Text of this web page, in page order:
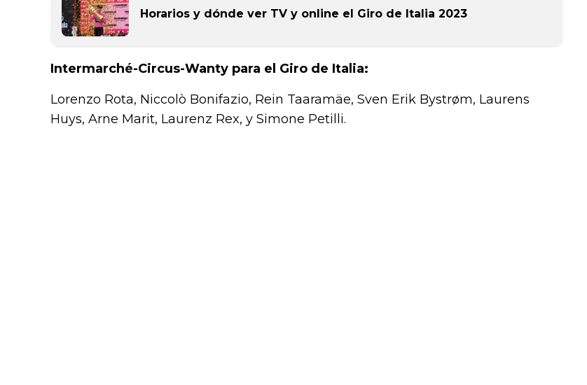
Horarios y dónde ver TV y online el Giro de Italia 2023
Intermarché-Circus-Wanty para el Giro de Italia:
Lorenzo Rota, Niccolò Bonifazio, Rein Taaramäe, Sven Erik Bystrøm, Laurens
Huys, Arne Marit, Laurenz Rex, y Simone Petilli.